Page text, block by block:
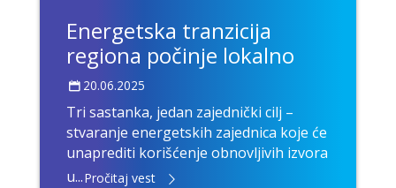
Energetska tranzicija
regiona počinje lokalno
20.06.2025
Tri sastanka, jedan zajednički cilj –
stvaranje energetskih zajednica koje će
unaprediti korišćenje obnovljivih izvora
u...Pročitaj vest